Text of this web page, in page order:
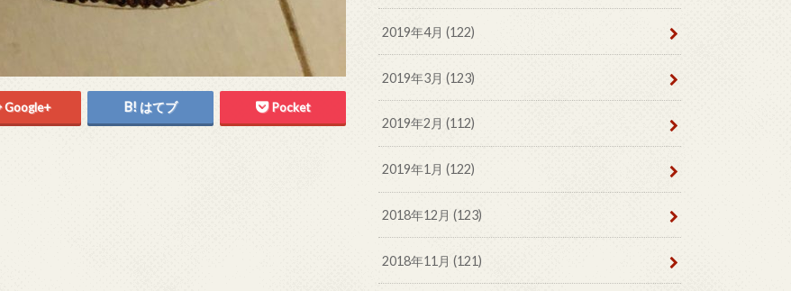
Google+ はてブ Pocket
2019年4月 (122)
2019年3月 (123)
2019年2月 (112)
2019年1月 (122)
2018年12月 (123)
2018年11月 (121)